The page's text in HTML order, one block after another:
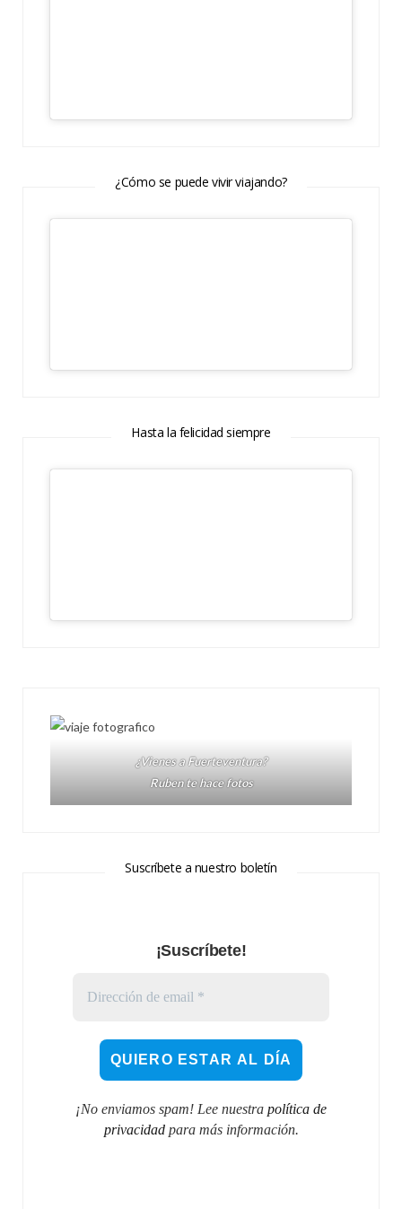
¿Cómo se puede vivir viajando?
Hasta la felicidad siempre
¿Vienes a Fuerteventura?
Ruben te hace fotos
Suscríbete a nuestro boletín
¡Suscríbete!
¡No enviamos spam! Lee nuestra política de
privacidadpara más información.